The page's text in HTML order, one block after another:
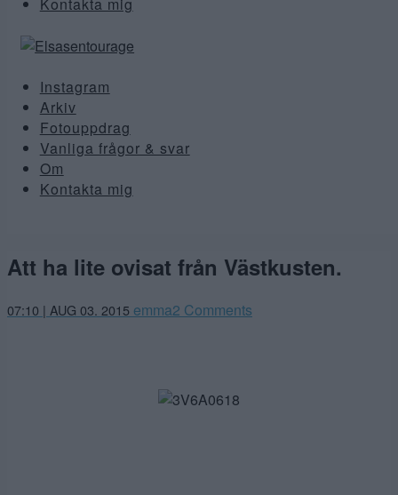
Kontakta mig
Instagram
Arkiv
Fotouppdrag
Vanliga frågor & svar
Om
Kontakta mig
Att ha lite ovisat från Västkusten.
07:10 | AUG 03. 2015 emma2 Comments